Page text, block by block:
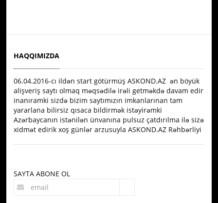
HAQQIMIZDA
06.04.2016-сı ildən start götürmüş ASKOND.AZ ən böyük
alişveriş saytı olmaq məqsədilə irəli getməkdə davam edir
inanıramki sizdə bizim saytımızın imkanlarınan tam
yararlana bilirsiz qısaca bildirmək istəyirəmki
Azərbaycanın istənilən ünvanına pulsuz çatdırılma ilə sizə
xidmət edirik xoş günlər arzusuyla ASKOND.AZ Rəhbərliyi
SAYTA ABONE OL